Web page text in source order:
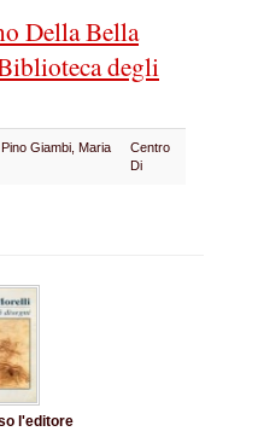
Della Bella
degli
Giambi, Maria
Centro
Di
l'editore